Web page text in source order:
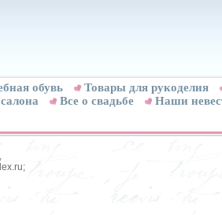
обувь Товары для рукоделия
Все о свадьбе Наши